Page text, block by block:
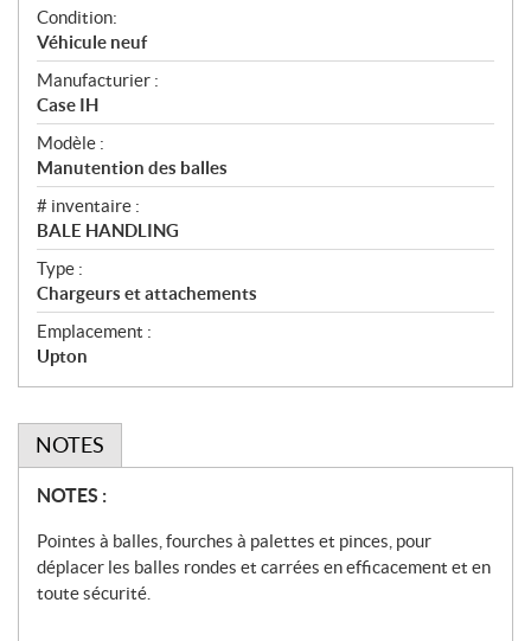
S
p
é
c
i
f
i
c
a
t
i
o
n
s
Condition:
Véhicule neuf
Manufacturier :
Case IH
Modèle :
Manutention des balles
# inventaire :
BALE HANDLING
Type :
Chargeurs et attachements
Emplacement :
Upton
NOTES
N
t
e
s
NOTES :
Pointes à balles, fourches à palettes et pinces, pour
déplacer les balles rondes et carrées en efficacement et en
toute sécurité.